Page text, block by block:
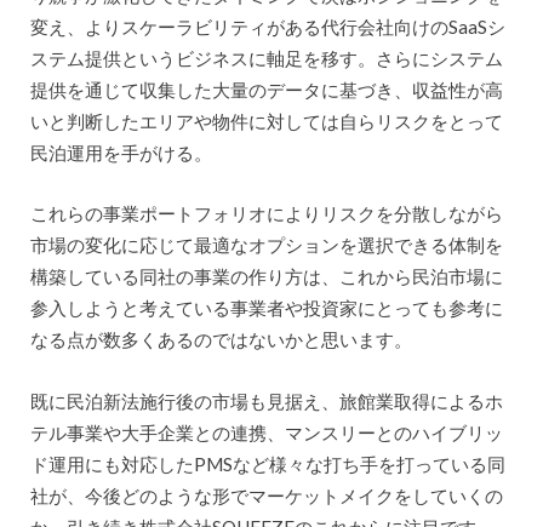
変え、よりスケーラビリティがある代行会社向けのSaaSシ
ステム提供というビジネスに軸足を移す。さらにシステム
提供を通じて収集した大量のデータに基づき、収益性が高
いと判断したエリアや物件に対しては自らリスクをとって
民泊運用を手がける。
これらの事業ポートフォリオによりリスクを分散しながら
市場の変化に応じて最適なオプションを選択できる体制を
構築している同社の事業の作り方は、これから民泊市場に
参入しようと考えている事業者や投資家にとっても参考に
なる点が数多くあるのではないかと思います。
既に民泊新法施行後の市場も見据え、旅館業取得によるホ
テル事業や大手企業との連携、マンスリーとのハイブリッ
ド運用にも対応したPMSなど様々な打ち手を打っている同
社が、今後どのような形でマーケットメイクをしていくの